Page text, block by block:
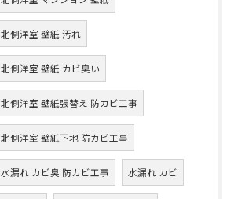
北側洋室 壁紙 汚れ
北側洋室 壁紙 カビ臭い
北側洋室 壁紙張替え 防カビ工事
北側洋室 壁紙下地 防カビ工事
水漏れ カビ臭 防カビ工事 水漏れ カビ